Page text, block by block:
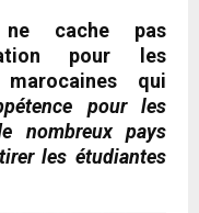
ne cache pas
pour les
qui
pour les
nombreux pays
les étudiantes